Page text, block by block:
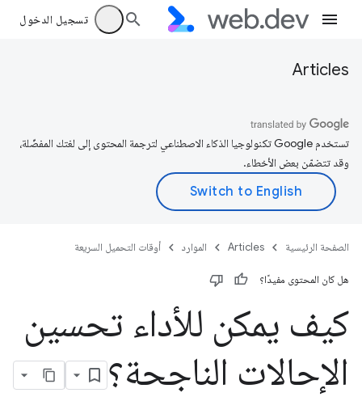
تسجيل الدخول
Articles
تستخدم Google تكنولوجيا الذكاء الاصطناعي لترجمة المحتوى إلى لغتك المفضّلة،
وقد تتضمّن بعض الأخطاء.
الصفحة الرئيسية Articles الموارد أوقات التحميل السريعة
هل كان المحتوى مفيدًا؟
كيف يمكن للأداء تحسين
الإحالات الناجحة؟